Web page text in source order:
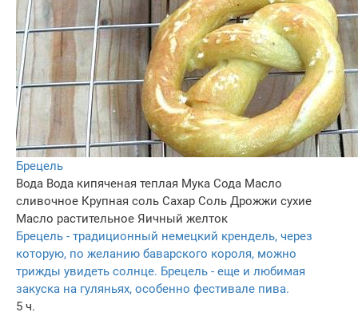
Брецель
Вода Вода кипяченая теплая Мука Сода Масло
сливочное Крупная соль Сахар Соль Дрожжи сухие
Масло растительное Яичный желток
Брецель - традиционный немецкий крендель, через
которую, по желанию баварского короля, можно
трижды увидеть солнце. Брецель - еще и любимая
закуска на гуляньях, особенно фестивале пива.
5 ч.